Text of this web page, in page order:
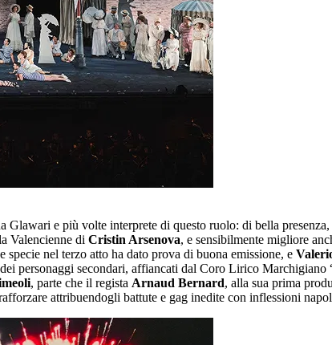
Glawari e più volte interprete di questo ruolo: di bella
Valencienne di Cristin Arsenova, e sensibilmente migliore
specie nel terzo atto ha dato prova di buona emissione, e
personaggi secondari, affiancati dal Coro Lirico
, parte che il regista Arnaud Bernard, alla sua prima
attribuendogli battute e gag inedite con inflessioni